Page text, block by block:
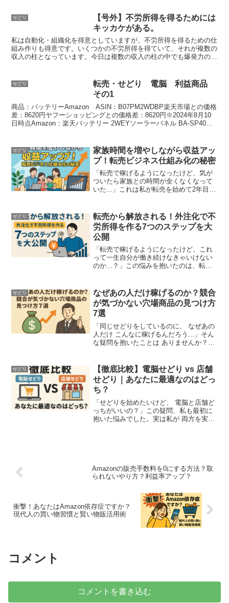
せどり
【号外】不労所得を得るためには
キッカケがある。
私は自動化・組織化を得意としていますが、不労所得を得るための仕
組み作りも得意です。いくつかの不労所得を得ていて、それが複数の
収入の柱となっています。今日は複数の収入の柱の中でも爆発力のあ
せどり
転売・せどり 電脳 利益商品
その1
商品：バッテリーAmazon ASIN：B07PM2WDBP楽天市場との価格
差：8620円ヤフーショッピングとの価格差：8620円※2024年8月10
日時点Amazon：楽天バッテリー 2WEYソーラーパネル BA-SP40W
せどり
家族時間を増やしながら収益アッ
プ！転売ビジネス仕組み化の秘密
「転売で稼げるようになったけど、気が
ついたら家族との時間が全くなくなって
いた...」これは私が転売を始めて2年目に
を見てくれない」と言われ、子どもたち
は「パパはいつもパソ...
せどり
転売から解放される！外注化で不
労所得を作る7つのステップを大
公開
「転売で稼げるようになったけど、これ
って一生自分が働き続けなきゃいけない
のか...？」この悩みを抱いたのは、転売
伸びているものの「これは労働収入であ
って、不労所得では...
せどり
なぜあの人だけ稼げるのか？競合
が気づかない穴場商品の見つけ方
7選
「同じせどりをしているのに、 なぜあの
人だけ こんなに稼げるんだろう...」そん
な疑問を抱いたことは ありませんか？実
ました。しかし、ある日 気づいたんで
す。稼...
せどり
【徹底比較】電脳せどり vs 店舗
せどり｜あなたに最適なのはどっ
ち？
「せどりを始めたいけど、 電脳と店舗ど
っちがいいの？」この疑問、私も最初に
抱いた悩みでした。実は私が 両方を実践
Amazonの販売手数料を0にする方法？取
られないやり方？利益率アップ？
衝撃！あなたはAmazon依存症ですか？
現代人の買い物習慣と賢い物販活用術
コメント
コメントを書き込む